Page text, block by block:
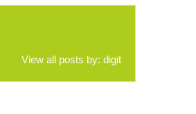
View all posts by: digit